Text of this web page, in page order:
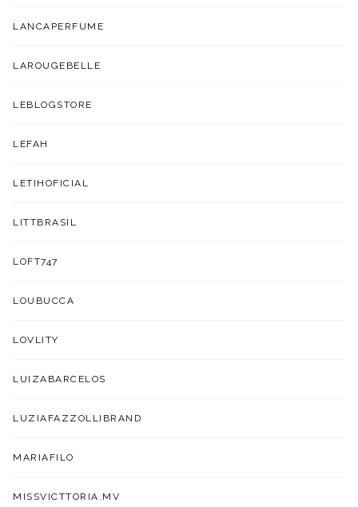
LANCAPERFUME
LAROUGEBELLE
LEBLOGSTORE
LEFAH
LETIHOFICIAL
LITTBRASIL
LOFT747
LOUBUCCA
LOVLITY
LUIZABARCELOS
LUZIAFAZZOLLIBRAND
MARIAFILO
MISSVICTTORIA.MV